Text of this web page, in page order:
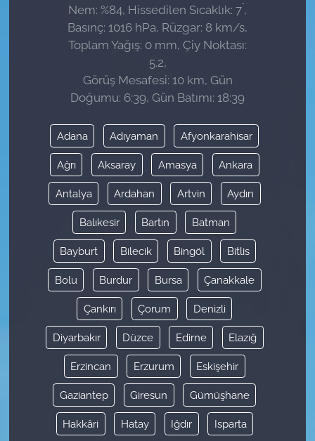
Nem: %84, Hissedilen Sıcaklık: 7°,
Basınç: 1016 hPa, Rüzgar: 8 km/s,
Toplam Yağış: 0 mm, Çiy Noktası:
5.2,
Görüş Mesafesi: 10 km, Gün
Doğumu: 6:39, Gün Batımı: 18:39
Adana Adıyaman Afyonkarahisar
Ağrı Aksaray Amasya Ankara
Antalya Ardahan Artvin Aydın
Balıkesir Bartın Batman
Bayburt Bilecik Bingöl Bitlis
Bolu Burdur Bursa Çanakkale
Çankırı Çorum Denizli
Diyarbakır Düzce Edirne Elazığ
Erzincan Erzurum Eskişehir
Gaziantep Giresun Gümüşhane
Hakkâri Hatay Iğdır Isparta